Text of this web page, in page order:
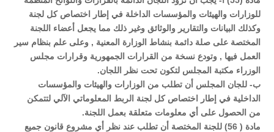
للوزارات والهيئات والمؤسسات الداخلة في إطار اختصاص كل لجنة
وكذلك البيانات والتقارير والوثائق وغير ذلك مما يجعل أعضاء اللجنة
المختصة على صلة دائمة بنشاط الوزارة المعنية , وعلى علم بنظام سير
العمل فيها , وتودع نسخة من القرارات الجمهورية وقرارات مجلس
الوزراء مكتبة المجلس لتكون تحت نظر اللجان.
ب- للجان المجلس أن تطلب من الوزارات والهيئات والمؤسسات
الداخلية في إطار اختصاص كل لجنة الربط المعلوماتي الآلي لتتمكن
من الحصول على أي معلومات متعلقة بعمل اللجنة.
مادة ( 56) للجنة المختصة أن تطلب عند نظر أي مشروع قانون جميع